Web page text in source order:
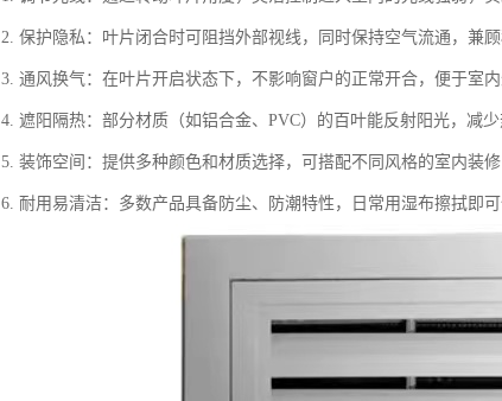
2. 保护隐私：叶片闭合时可阻挡外部视线，同时保持空气流通，兼顾
3. 通风换气：在叶片开启状态下，不影响窗户的正常开合，便于室内
4. 遮阳隔热：部分材质（如铝合金、PVC）的百叶能反射阳光，减
5. 装饰空间：提供多种颜色和材质选择，可搭配不同风格的室内装修
6. 耐用易清洁：多数产品具备防尘、防潮特性，日常用湿布擦拭即可